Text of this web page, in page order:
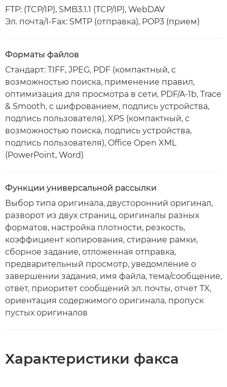
FTP: (TCP/IP), SMB3.1.1 (TCP/IP), WebDAV
Эл. почта/I-Fax: SMTP (отправка), POP3 (прием)
Форматы файлов
Стандарт: TIFF, JPEG, PDF (компактный, с
возможностью поиска, применение правил,
оптимизация для просмотра в сети, PDF/A-1b, Trace
& Smooth, с шифрованием, подпись устройства,
подпись пользователя), XPS (компактный, с
возможностью поиска, подпись устройства,
подпись пользователя), Office Open XML
(PowerPoint, Word)
Функции универсальной рассылки
Выбор типа оригинала, двусторонний оригинал,
разворот из двух страниц, оригиналы разных
форматов, настройка плотности, резкость,
коэффициент копирования, стирание рамки,
сборное задание, отложенная отправка,
предварительный просмотр, уведомление о
завершении задания, имя файла, тема/сообщение,
ответ, приоритет сообщений эл. почты, отчет TX,
ориентация содержимого оригинала, пропуск
пустых оригиналов
Характеристики факса